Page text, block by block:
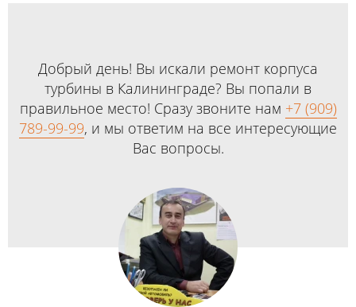
Добрый день! Вы искали ремонт корпуса
турбины в Калининграде? Вы попали в
правильное место! Сразу звоните нам +7 (909)
789-99-99, и мы ответим на все интересующие
Вас вопросы.